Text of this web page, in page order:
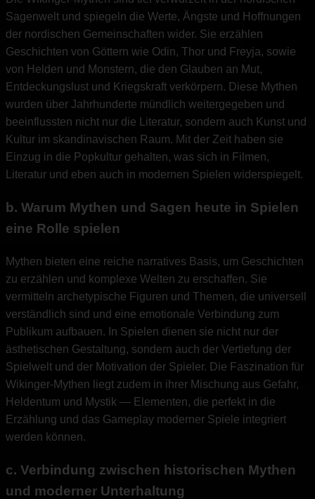
Sagenwelt und spiegeln die Werte, Ängste und Hoffnungen
der nordischen Gemeinschaften wider. Sie erzählen
Geschichten von Göttern wie Odin, Thor und Freyja, sowie
von Helden und Monstern, die den Glauben an Mut,
Entdeckungslust und Kriegskraft verkörpern. Diese Mythen
wurden über Jahrhunderte mündlich weitergegeben und
beeinflussten nicht nur die Literatur, sondern auch Kunst und
Kultur im skandinavischen Raum. Mit der Zeit haben sie
Einzug in die Popkultur gehalten, was sich in Filmen,
Literatur und eben auch in modernen Spielen widerspiegelt.
b. Warum Mythen und Sagen heute in Spielen
eine Rolle spielen
Mythen bieten eine reiche narratives Basis, um Geschichten
zu erzählen und komplexe Welten zu erschaffen. Sie
vermitteln archetypische Figuren und Themen, die universell
verständlich sind und eine emotionale Verbindung zum
Publikum aufbauen. In Spielen dienen sie nicht nur der
ästhetischen Gestaltung, sondern auch der Vertiefung der
Spielwelt und der Motivation der Spieler. Die Faszination für
Wikinger-Mythen liegt zudem in ihrer Mischung aus Gefahr,
Heldentum und Mystik — Elementen, die perfekt in die
Erzählung und das Gameplay moderner Spiele integriert
werden können.
c. Verbindung zwischen historischen Mythen
und moderner Unterhaltung